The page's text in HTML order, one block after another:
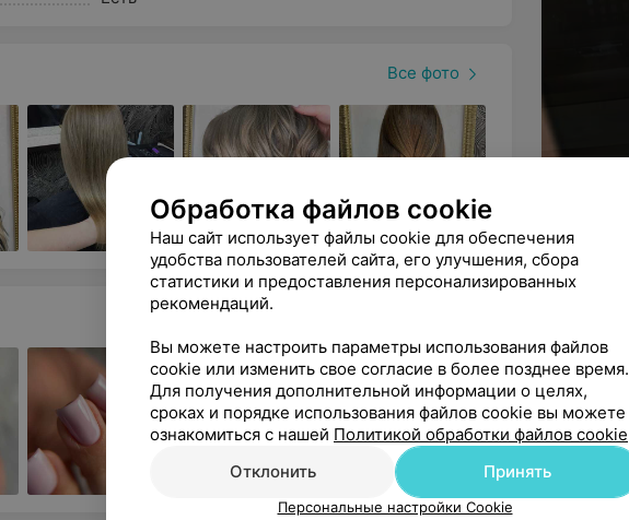
в спокойных пастельных тонах, что создает уютную и
теплые оттенки способствуют созданию комфорта,
дня. Вежливый и квалифицированный персонал
клиенты возвращались сюда снова и снова.
богатым опытом в сфере красоты и регулярно
повышая квалификацию. В работе они используют только
качества.
где внимание уделяется каждой мелочи,
волос до ногтей на руках и ногах.
Все фото
Обработка файлов cookie
Наш сайт использует файлы cookie для обеспечения
удобства пользователей сайта, его улучшения, сбора
статистики и предоставления персонализированных
рекомендаций.
Вы можете настроить параметры использования файлов
cookie или изменить свое согласие в более позднее время.
Для получения дополнительной информации о целях,
сроках и порядке использования файлов cookie вы можете
ознакомиться с нашей Политикой обработки файлов cookie
Отклонить
Принять
Персональные настройки Cookie